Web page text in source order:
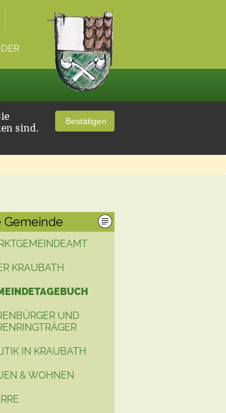
sind.
Bestätigen
Gemeinde
KRAUBATH
UND
IN KRAUBATH
& WOHNEN